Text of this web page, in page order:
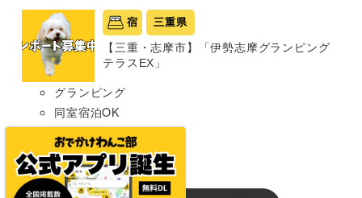
宿 三重県
【三重・志摩市】「伊勢志摩グランピング
テラスEX」
グランピング
同室宿泊OK
部屋食プランあり
犬種条件: 要問い合わせ